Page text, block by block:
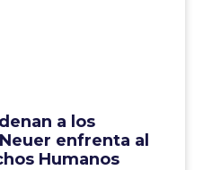
a los
enfrenta al
Humanos